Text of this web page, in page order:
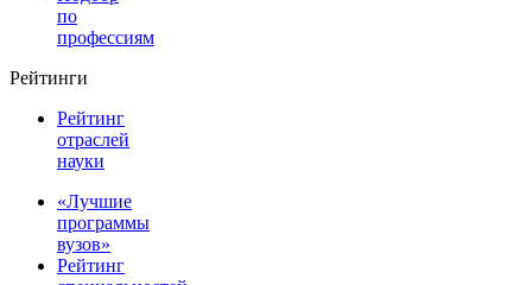
по
профессиям
Рейтинги
Рейтинг
отраслей
науки
«Лучшие
программы
вузов»
Рейтинг